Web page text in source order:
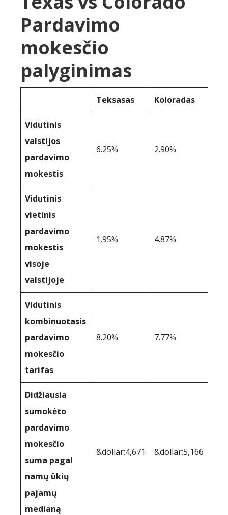
Pardavimo
mokesčio
palyginimas
Teksasas Koloradas
Vidutinis
valstijos
pardavimo
mokestis
6.25% 2.90%
Vidutinis
vietinis
pardavimo
mokestis
visoje
valstijoje
1.95% 4.87%
Vidutinis
kombinuotasis
pardavimo
mokesčio
tarifas
8.20% 7.77%
Didžiausia
sumokėto
pardavimo
mokesčio
suma pagal
namų ūkių
pajamų
medianą
&dollar;4,671 &dollar;5,166